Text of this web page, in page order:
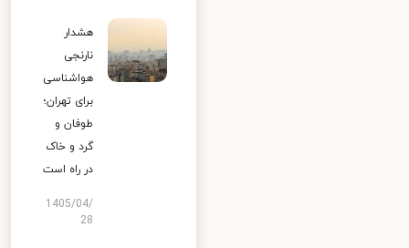
هشدار
نارنجی
هواشناسی
برای تهران؛
طوفان و
گرد و خاک
در راه است
1405/04/
28